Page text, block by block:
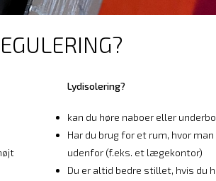
Lydisolering?
kan du høre naboer eller
Har du brug for et rum, hvor
udenfor (f.eks. et lægekontor)
Du er altid bedre stillet, hvis du